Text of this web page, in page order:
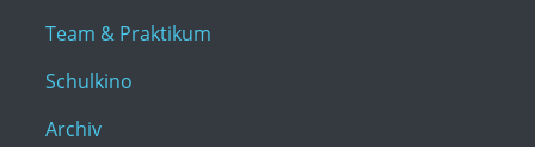
Team & Praktikum
Schulkino
Archiv